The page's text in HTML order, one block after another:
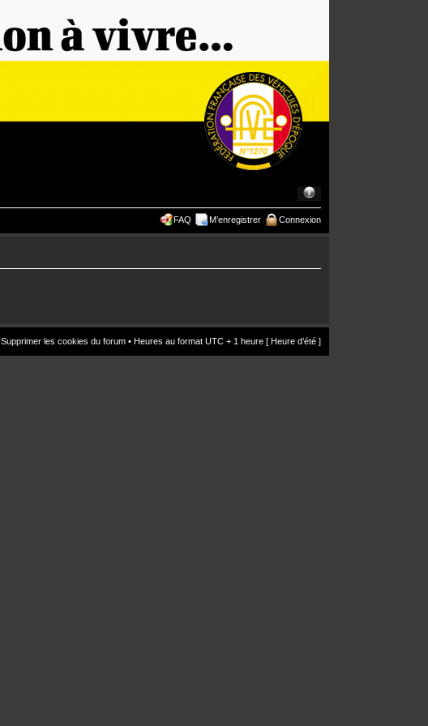
FAQ M’enregistrer Connexion
Supprimer les cookies du forum • Heures au format UTC + 1 heure [ Heure d’été ]